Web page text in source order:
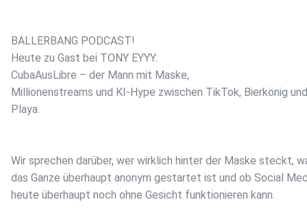
BALLERBANG PODCAST!
Heute zu Gast bei TONY EYYY:
CubaAusLibre – der Mann mit Maske,
Millionenstreams und KI-Hype zwischen TikTok, Bierkönig und
Playa.
Wir sprechen darüber, wer wirklich hinter der Maske steckt,
das Ganze überhaupt anonym gestartet ist und ob Social
heute überhaupt noch ohne Gesicht funktionieren kann.